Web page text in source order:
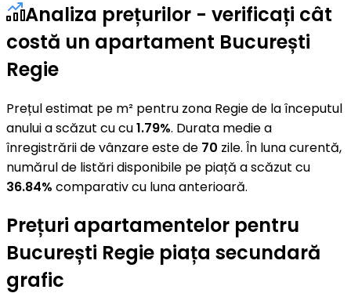
Analiza prețurilor - verificați cât
costă un apartament București
Regie
Prețul estimat pe m² pentru zona Regie de la începutul
anului a scăzut cu cu1.79%. Durata medie a
înregistrării de vânzare este de 70 zile. În luna curentă,
numărul de listări disponibile pe piață a scăzut cu
36.84% comparativ cu luna anterioară.
Prețuri apartamentelor pentru
București Regie piața secundară
grafic